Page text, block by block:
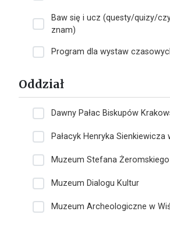
Baw się i ucz (questy/quizy/
znam)
Program dla wystaw
Oddział
Dawny Pałac Biskupów
Pałacyk Henryka Sienkiewicza
Muzeum Stefana Żeromskiego
Muzeum Dialogu Kultur
Muzeum Archeologiczne w